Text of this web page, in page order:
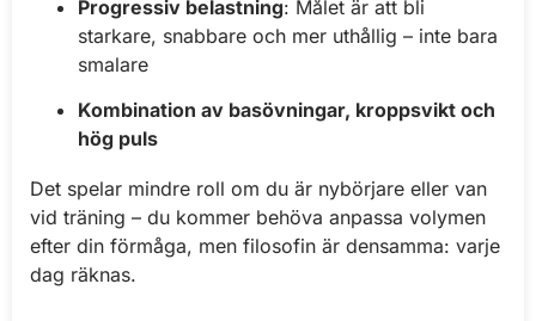
Progressiv belastning: Målet är att bli
starkare, snabbare och mer uthållig – inte bara
smalare
Kombination av basövningar, kroppsvikt och
hög puls
Det spelar mindre roll om du är nybörjare eller van
vid träning – du kommer behöva anpassa volymen
efter din förmåga, men filosofin är densamma: varje
dag räknas.